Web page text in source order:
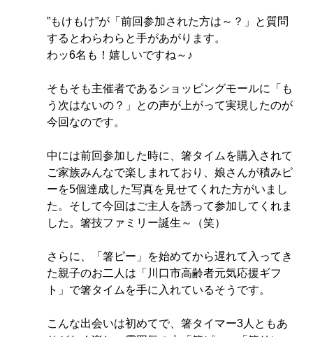
”もけもけ”が「前回参加された方は～？」と質問
するとわらわらと手があがります。
わッ6名も！嬉しいですね～♪
そもそも主催者であるショッピングモールに「も
う次はないの？」との声が上がって実現したのが
今回なのです。
中には前回参加した時に、箸タイムを購入されて
ご家族みんなで楽しまれており、娘さんが積みピ
ーを5個達成した写真を見せてくれた方がいまし
た。そして今回はご主人を誘って参加してくれま
した。箸技ファミリー誕生～（笑）
さらに、「箸ピー」を始めてから遅れて入ってき
た親子のお二人は「川口市高齢者元気応援ギフ
ト」で箸タイムを手に入れているそうです。
こんな出会いは初めてで、箸タイマー3人ともあ